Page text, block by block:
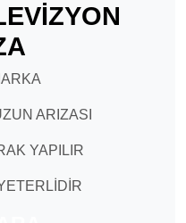
ARIZASI
YAPILIR